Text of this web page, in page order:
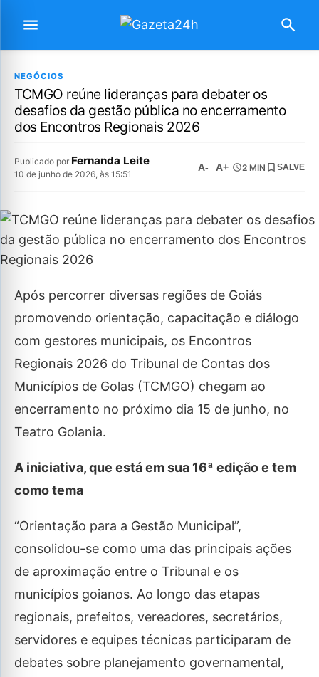
NEGÓCIOS
TCMGO reúne lideranças para debater os
desafios da gestão pública no encerramento
dos Encontros Regionais 2026
Publicado por Fernanda Leite
10 de junho de 2026, às 15:51
A- A+ 2 MIN SALVE
Após percorrer diversas regiões de Goiás
promovendo orientação, capacitação e diálogo
com gestores municipais, os Encontros
Regionais 2026 do Tribunal de Contas dos
Municípios de Golas (TCMGO) chegam ao
encerramento no próximo dia 15 de junho, no
Teatro Golania.
A iniciativa, que está em sua 16ª edição e tem
como tema
“Orientação para a Gestão Municipal”,
consolidou-se como uma das principais ações
de aproximação entre o Tribunal e os
municípios goianos. Ao longo das etapas
regionais, prefeitos, vereadores, secretários,
servidores e equipes técnicas participaram de
debates sobre planejamento governamental,